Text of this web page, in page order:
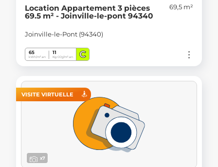
Location Appartement 3 pièces
69.5 m² - Joinville-le-pont 94340
69,5 m²
Joinville-le-Pont (94340)
65
kWh/m².an
11
Kg CO2/m².an C
VISITE VIRTUELLE
x7